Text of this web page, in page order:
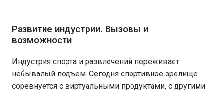
Развитие индустрии. Вызовы и
возможности
Индустрия спорта и развлечений переживает
небывалый подъем. Сегодня спортивное зрелище
соревнуется с виртуальными продуктами, с другими